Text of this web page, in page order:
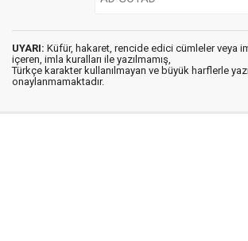
UYARI: Küfür, hakaret, rencide edici cümleler veya
içeren, imla kuralları ile yazılmamış,
Türkçe karakter kullanılmayan ve büyük harflerle
onaylanmamaktadır.